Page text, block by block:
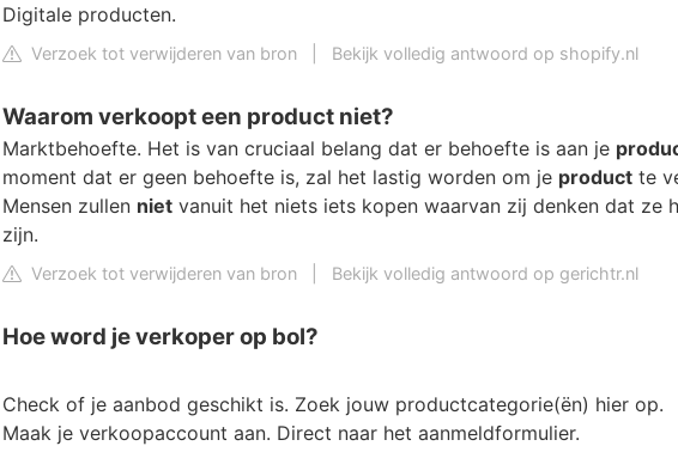
Digitale producten.
Verzoek tot verwijderen van bron Bekijk volledig antwoord op shopify.nl
Waarom verkoopt een product niet?
Marktbehoefte. Het is van cruciaal belang dat er behoefte is aan je
moment dat er geen behoefte is, zal het lastig worden om je product te
Mensen zullen niet vanuit het niets iets kopen waarvan zij denken dat ze
zijn.
Verzoek tot verwijderen van bron Bekijk volledig antwoord op gerichtr.nl
Hoe word je verkoper op bol?
Check of je aanbod geschikt is. Zoek jouw productcategorie(ën) hier op.
Maak je verkoopaccount aan. Direct naar het aanmeldformulier.